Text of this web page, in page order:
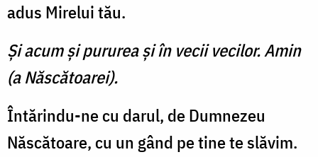
adus Mirelui tău.
Şi acum şi pururea şi în vecii vecilor. Amin
(a Născătoarei).
Întărindu-ne cu darul, de Dumnezeu
Născătoare, cu un gând pe tine te slăvim.